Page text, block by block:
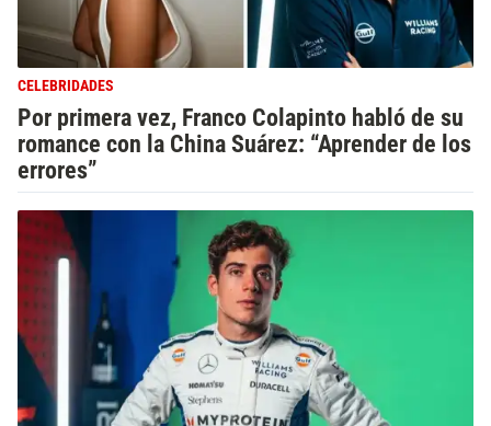
CELEBRIDADES
Por primera vez, Franco Colapinto habló de su
romance con la China Suárez: “Aprender de los
errores”